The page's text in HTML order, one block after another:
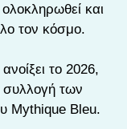
και
τον κόσμο.
το 2026,
συλλογή των
Mythique Bleu.